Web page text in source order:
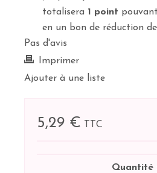
totalisera 1 point
en un bon de réduction de
Pas d'avis
Imprimer
Ajouter à une liste
5,29 € TTC
Quantité